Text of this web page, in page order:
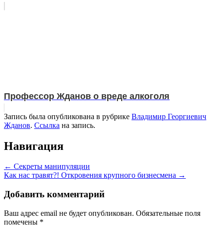
Профессор Жданов о вреде алкоголя
Запись была опубликована в рубрике Владимир Георгиевич
Жданов. Ссылка на запись.
Навигация
← Секреты манипуляции
Как нас травят?! Откровения крупного бизнесмена →
Добавить комментарий
Ваш адрес email не будет опубликован. Обязательные поля
помечены *